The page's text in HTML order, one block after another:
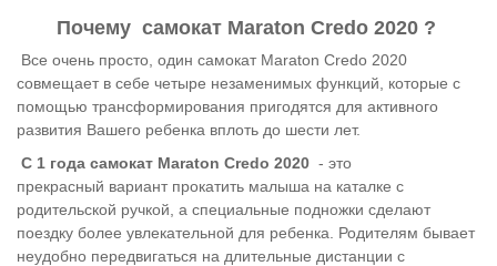
Почему самокат Maraton Credo 2020 ?
Все очень просто, один самокат Maraton Credo 2020
совмещает в себе четыре незаменимых функций, которые с
помощью трансформирования пригодятся для активного
развития Вашего ребенка вплоть до шести лет.
С 1 года самокат Maraton Credo 2020 - это
прекрасный вариант прокатить малыша на каталке с
родительской ручкой, а специальные подножки сделают
поездку более увлекательной для ребенка. Родителям бывает
неудобно передвигаться на длительные дистанции с